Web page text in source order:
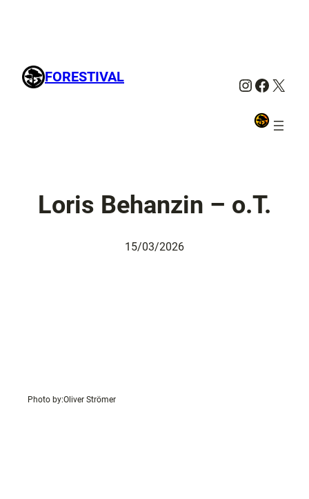
FORESTIVAL X
Loris Behanzin – o.T.
15/03/2026
Photo by:Oliver Strömer